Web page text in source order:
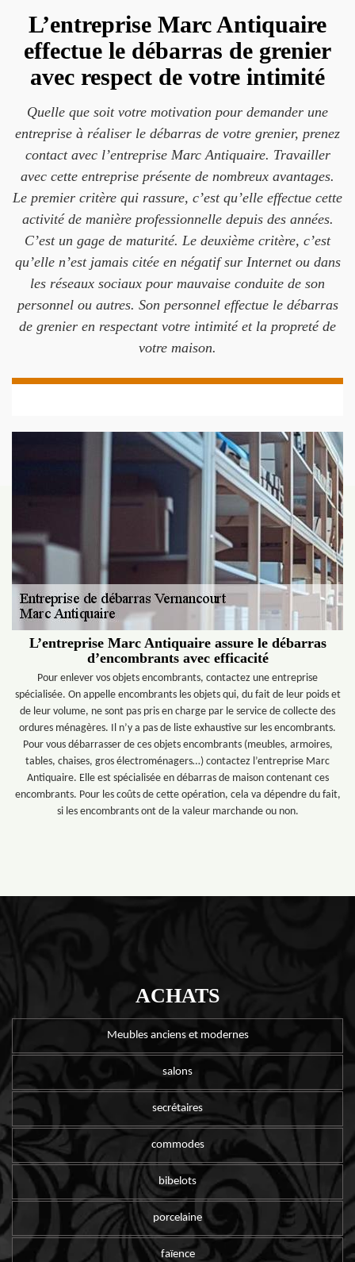
L’entreprise Marc Antiquaire
effectue le débarras de grenier
avec respect de votre intimité
Quelle que soit votre motivation pour demander une
entreprise à réaliser le débarras de votre grenier, prenez
contact avec l’entreprise Marc Antiquaire. Travailler
avec cette entreprise présente de nombreux avantages.
Le premier critère qui rassure, c’est qu’elle effectue cette
activité de manière professionnelle depuis des années.
C’est un gage de maturité. Le deuxième critère, c’est
qu’elle n’est jamais citée en négatif sur Internet ou dans
les réseaux sociaux pour mauvaise conduite de son
personnel ou autres. Son personnel effectue le débarras
de grenier en respectant votre intimité et la propreté de
votre maison.
L’entreprise Marc Antiquaire assure le débarras
d’encombrants avec efficacité
Pour enlever vos objets encombrants, contactez une entreprise
spécialisée. On appelle encombrants les objets qui, du fait de leur poids et
de leur volume, ne sont pas pris en charge par le service de collecte des
ordures ménagères. Il n’y a pas de liste exhaustive sur les encombrants.
Pour vous débarrasser de ces objets encombrants (meubles, armoires,
tables, chaises, gros électroménagers…) contactez l’entreprise Marc
Antiquaire. Elle est spécialisée en débarras de maison contenant ces
encombrants. Pour les coûts de cette opération, cela va dépendre du fait,
si les encombrants ont de la valeur marchande ou non.
ACHATS
Meubles anciens et modernes
salons
secrétaires
commodes
bibelots
porcelaine
faïence